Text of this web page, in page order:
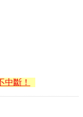
中斷！